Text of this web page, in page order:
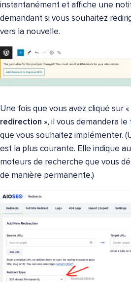
instantanément et affiche une
demandant si vous souhaitez
vers la nouvelle.
Une fois que vous avez cliqué sur «
redirection », il vous demandera le
que vous souhaitez implémenter.
est la plus courante. Elle indique
moteurs de recherche que vous
de manière permanente.)